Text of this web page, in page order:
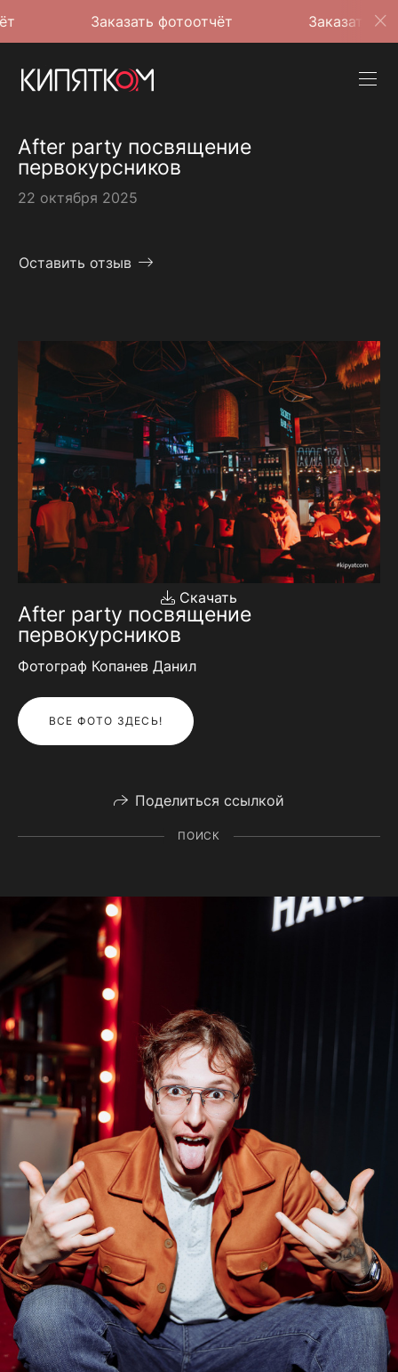
Заказать фотоотчёт Заказать фотоотчёт
After party посвящение
первокурсников
22 октября 2025
Оставить отзыв
Скачать
After party посвящение
первокурсников
Фотограф Копанев Данил
ВСЕ ФОТО ЗДЕСЬ!
Поделиться ссылкой
ПОИСК